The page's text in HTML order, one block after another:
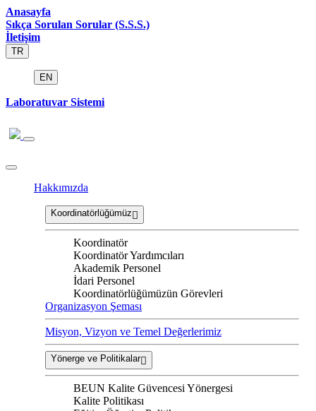
Anasayfa
Sıkça Sorulan Sorular (S.S.S.)
İletişim
TR
EN
Laboratuvar Sistemi
Hakkımızda
Koordinatörlüğümüz
Koordinatör
Koordinatör Yardımcıları
Akademik Personel
İdari Personel
Koordinatörlüğümüzün Görevleri
Organizasyon Şeması
Misyon, Vizyon ve Temel Değerlerimiz
Yönerge ve Politikalar
BEUN Kalite Güvencesi Yönergesi
Kalite Politikası